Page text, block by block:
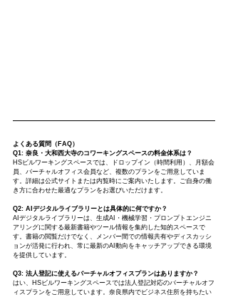
よくある質問（FAQ）
Q1: 奈良・大和西大寺のコワーキングスペースの料金体系は？
HSビルワーキングスペースでは、ドロップイン（時間利用）、月額会
員、バーチャルオフィス会員など、複数のプランをご用意していま
す。詳細は公式サイトまたは内覧時にご案内いたします。ご自身の働
き方に合わせた最適なプランをお選びいただけます。
Q2: AIデジタルライブラリーとは具体的に何ですか？
AIデジタルライブラリーは、生成AI・機械学習・プロンプトエンジニ
アリングに関する最新書籍やツール情報を集約した知的スペースで
す。書籍の閲覧だけでなく、メンバー間での情報共有やディスカッシ
ョンが活発に行われ、常に最新のAI動向をキャッチアップできる環境
を提供しています。
Q3: 法人登記に使えるバーチャルオフィスプランはありますか？
はい、HSビルワーキングスペースでは法人登記対応のバーチャルオフ
ィスプランをご用意しています。奈良県内でビジネス住所を持ちたい